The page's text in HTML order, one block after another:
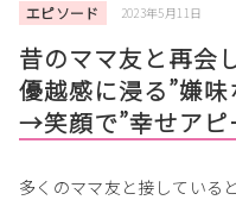
エピソード 2023年5月11日
昔のママ友と再会
優越感に浸る”嫌
→笑顔で”幸せアピ
多くのママ友と接している